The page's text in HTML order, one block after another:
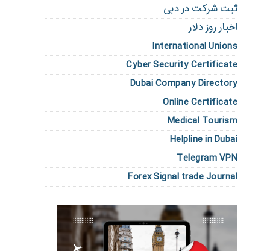
ثبت شرکت در دبی
اخبار روز دلار
International Unions
Cyber Security Certificate
Dubai Company Directory
Online Certificate
Medical Tourism
Helpline in Dubai
Telegram VPN
Forex Signal trade Journal